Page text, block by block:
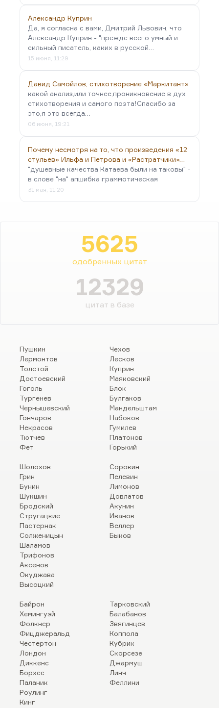
Александр Куприн
Да, я согласна с вами, Дмитрий Львович, что
Александр Куприн - "прежде всего умный и
сильный писатель, каких в русской…
15 июня, 11:29
Давид Самойлов, стихотворение «Маркитант»
какой анализ,или точнее,проникновение в дух
стихотворения и самого поэта!Спасибо за
это,я это всегда…
06 июня, 19:21
Почему несмотря на то, что произведения «12
стульев» Ильфа и Петрова и «Растратчики»…
"душевные качества Катаева были на таковы" -
в слове "на" апшибка граммотическая
31 мая, 11:20
5625
одобренных цитат
12329
цитат в базе
Пушкин
Лермонтов
Толстой
Достоевский
Гоголь
Тургенев
Чернышевский
Гончаров
Некрасов
Тютчев
Фет
Чехов
Лесков
Куприн
Маяковский
Блок
Булгаков
Мандельштам
Набоков
Гумилев
Платонов
Горький
Шолохов
Грин
Бунин
Шукшин
Бродский
Стругацкие
Пастернак
Солженицын
Шаламов
Трифонов
Аксенов
Окуджава
Высоцкий
Сорокин
Пелевин
Лимонов
Довлатов
Акунин
Иванов
Веллер
Быков
Байрон
Хемингуэй
Фолкнер
Фицджеральд
Честертон
Лондон
Диккенс
Борхес
Паланик
Роулинг
Кинг
Тарковский
Балабанов
Звягинцев
Коппола
Кубрик
Скорсезе
Джармуш
Линч
Феллини